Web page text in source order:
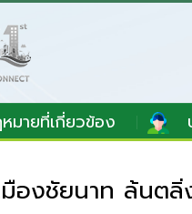
มายที่เกี่ยวข้อง
องชัยนาท ล้นตลิ่